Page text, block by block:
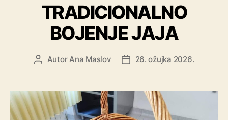
TRADICIONALNO
BOJENJE JAJA
AutorAna Maslov 26. ožujka 2026.